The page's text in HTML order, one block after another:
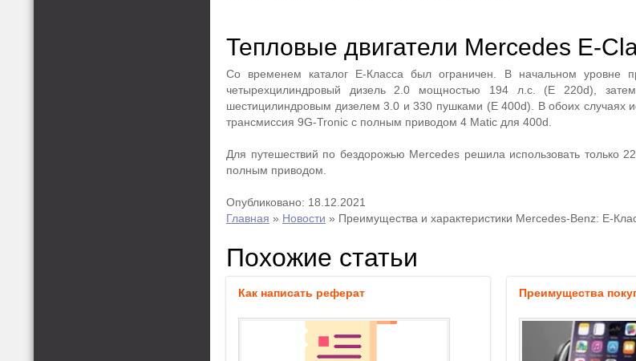
Тепловые двигатели Mercedes E-
Со временем каталог Е-Класса был ограничен. В начальном уровне
четырехцилиндровый дизель 2.0 мощностью 194 л.с. (E 220d),
шестицилиндровым дизелем 3.0 и 330 пушками (E 400d). В обоих случаях
трансмиссия 9G-Tronic с полным приводом 4 Matic для 400d.
Для путешествий по бездорожью Mercedes решила использовать только
полным приводом.
Опубликовано: 18.12.2021
Главная » Новости » Преимущества и характеристики Mercedes-Benz: E-
Похожие статьи
Как написать реферат Преимущества